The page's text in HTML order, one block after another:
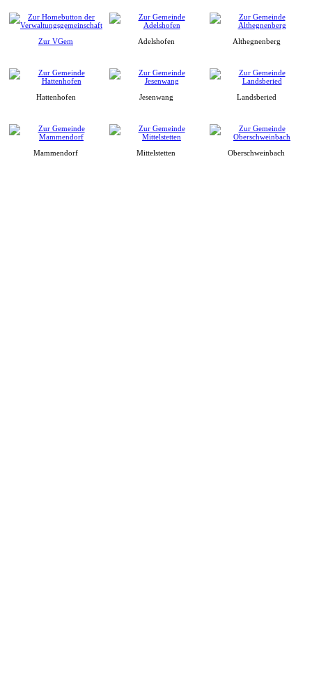
Zur VGem Adelshofen Althegnenberg
Hattenhofen Jesenwang Landsberied
Mammendorf Mittelstetten Oberschweinbach